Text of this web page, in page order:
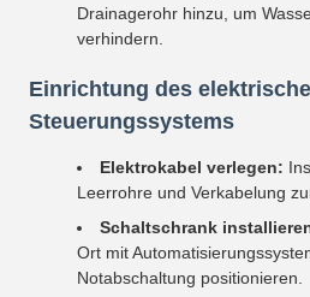
Drainagerohr hinzu, um
verhindern.
Einrichtung des
Steuerungssystems
Elektrokabel verlegen:
Leerrohre und Verkabelung
Schaltschrank
Ort mit
Notabschaltung positionieren.